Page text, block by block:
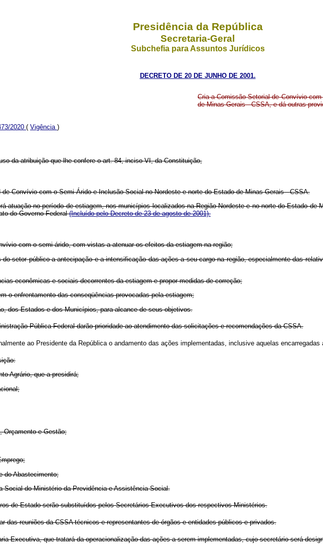
Presidência da República
Secretaria-Geral
Subchefia para Assuntos Jurídicos
DECRETO DE 20 DE JUNHO DE 2001.
Cria a Comissão Setorial de Convívio
de Minas Gerais - CSSA, e dá outras
2020 ( Vigência )
da atribuição que lhe confere o art. 84, inciso VI, da Constituição,
Convívio com o Semi-Árido e Inclusão Social no Nordeste e norte do Estado de Minas Gerais - CSSA.
atuação no período de estiagem, nos municípios localizados na Região Nordeste e no norte do Estado
do Governo Federal(Incluído pelo Decreto de 23 de agosto de 2001).
com o semi-árido, com vistas a atenuar os efeitos da estiagem na região;
setor público a antecipação e a intensificação das ações a seu cargo na região, especialmente das
econômicas e sociais decorrentes da estiagem e propor medidas de correção;
o enfrentamento das conseqüências provocadas pela estiagem;
dos Estados e dos Municípios, para alcance de seus objetivos.
Pública Federal darão prioridade ao atendimento das solicitações e recomendações da CSSA.
ao Presidente da República o andamento das ações implementadas, inclusive aquelas
Agrário, que a presidirá;
Orçamento e Gestão;
do Abastecimento;
Social do Ministério da Previdência e Assistência Social.
de Estado serão substituídos pelos Secretários-Executivos dos respectivos Ministérios.
das reuniões da CSSA técnicos e representantes de órgãos e entidades públicos e privados.
Executiva, que tratará da operacionalização das ações a serem implementadas, cujo secretário será